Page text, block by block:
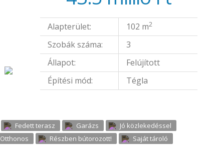
Alapterület: 102 m2
Szobák száma:
3
Állapot:
Felújított
Építési mód:
Tégla
Fedett terasz Garázs
Jó közlekedéssel
Otthonos Részben bútorozott!
Saját tároló